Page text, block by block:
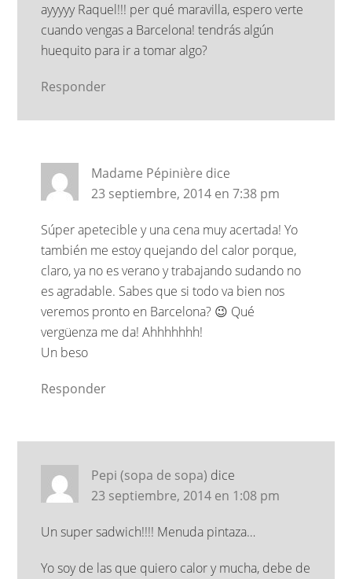
ayyyyy Raquel!!! per qué maravilla, espero verte
cuando vengas a Barcelona! tendrás algún
huequito para ir a tomar algo?
Responder
Madame Pépinière dice
23 septiembre, 2014 en 7:38 pm
Súper apetecible y una cena muy acertada! Yo
también me estoy quejando del calor porque,
claro, ya no es verano y trabajando sudando no
es agradable. Sabes que si todo va bien nos
veremos pronto en Barcelona? 😉 Qué
vergüenza me da! Ahhhhhhh!
Un beso
Responder
Pepi (sopa de sopa) dice
23 septiembre, 2014 en 1:08 pm
Un super sadwich!!!! Menuda pintaza…
Yo soy de las que quiero calor y mucha, debe de